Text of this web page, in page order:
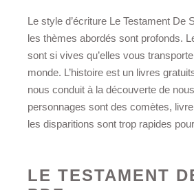
Le style d’écriture Le Testament De
les thèmes abordés sont profonds.
sont si vives qu’elles vous
monde. L’histoire est un livres
nous conduit à la découverte de
personnages sont des comètes,
les disparitions sont trop rapides
LE TESTAMENT